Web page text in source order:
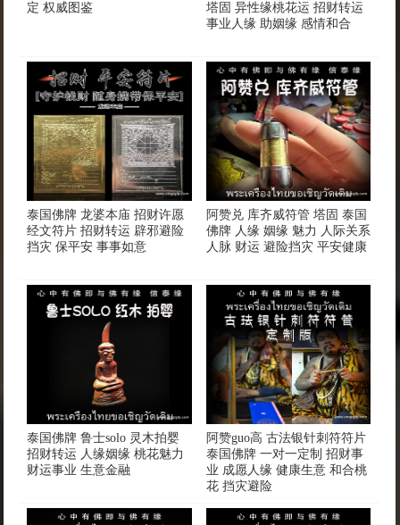
定 权威图鉴
塔固 异性缘桃花运 招财转运
事业人缘 助姻缘 感情和合
泰国佛牌 龙婆本庙 招财许愿
经文符片 招财转运 辟邪避险
挡灾 保平安 事事如意
阿赞兑 库齐威符管 塔固 泰国
佛牌 人缘 姻缘 魅力 人际关系
人脉 财运 避险挡灾 平安健康
泰国佛牌 鲁士solo 灵木拍婴
招财转运 人缘姻缘 桃花魅力
财运事业 生意金融
阿赞guo高 古法银针刺符符片
泰国佛牌 一对一定制 招财事
业 成愿人缘 健康生意 和合桃
花 挡灾避险